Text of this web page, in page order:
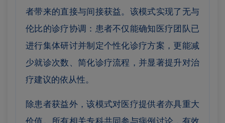
者带来的直接与间接获益。该模式实现了无与
伦比的诊疗协调：患者不仅能确知医疗团队已
进行集体研讨并制定个性化诊疗方案，更能减
少就诊次数、简化诊疗流程，并显著提升对治
疗建议的依从性。
除患者获益外，该模式对医疗提供者亦具重大